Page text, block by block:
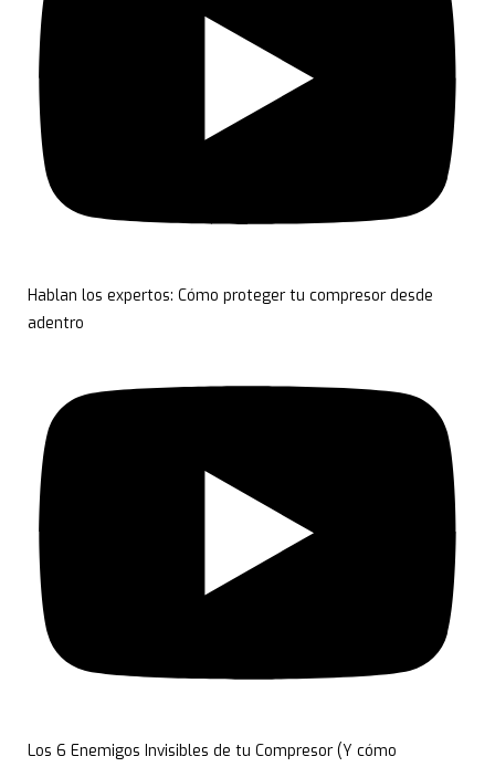
Hablan los expertos: Cómo proteger tu compresor desde
adentro
Los 6 Enemigos Invisibles de tu Compresor (Y cómo